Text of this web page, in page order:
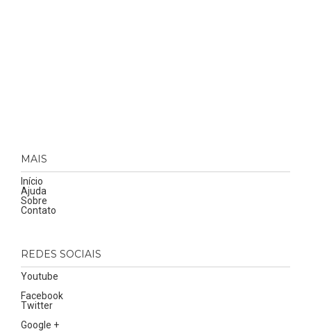
MAIS
Início
Ajuda
Sobre
Contato
REDES SOCIAIS
Youtube
Facebook
Twitter
Google +